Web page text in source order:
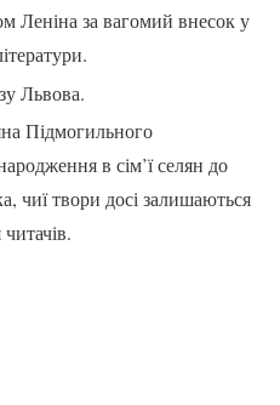
Леніна за вагомий внесок у
Львова.
Підмогильного
в сім’ї селян до
чиї твори досі залишаються